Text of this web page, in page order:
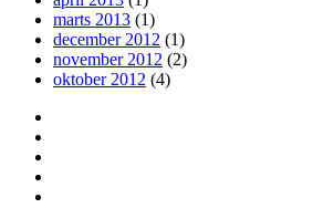
marts 2013 (1)
december 2012 (1)
november 2012 (2)
oktober 2012 (4)